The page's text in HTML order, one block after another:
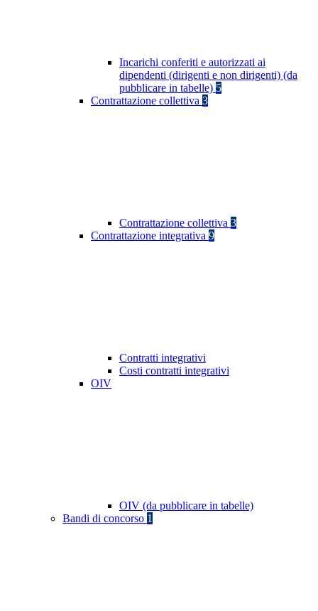
Incarichi conferiti e autorizzati ai
dipendenti (dirigenti e non dirigenti) (da
pubblicare in tabelle) 5
Contrattazione collettiva 3
Contrattazione collettiva 3
Contrattazione integrativa 9
Contratti integrativi
Costi contratti integrativi
OIV
OIV (da pubblicare in tabelle)
Bandi di concorso 1